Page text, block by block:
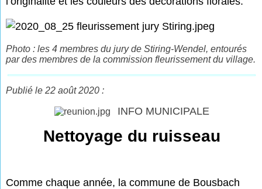
Photo : les 4 membres du jury de Stiring-Wendel, entourés
par des membres de la commission fleurissement du village.
Publié le 22 août 2020 :
INFO MUNICIPALE
Nettoyage du ruisseau
Comme chaque année, la commune de Bousbach